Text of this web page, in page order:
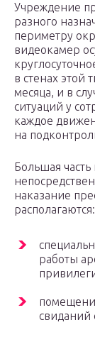
Учреждение
разного
периметру
видеокамер
в стенах этой
месяца, и в
ситуаций у
каждое
на
Большая
наказание
располагаются:
работы
свиданий